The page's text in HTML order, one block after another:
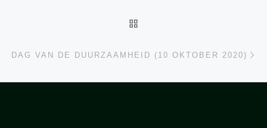
DAG VAN DE DUURZAAMHEID (10 OKTOBER 2020)